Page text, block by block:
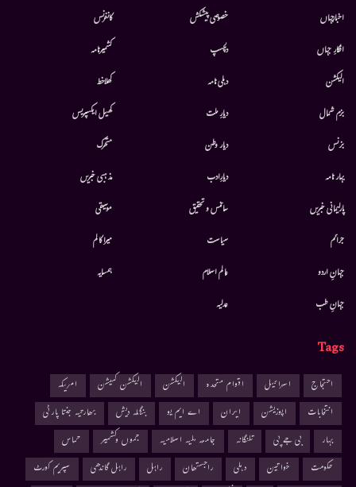
اخبارجہاں
افکارِ جہاں
الیکشن
بزم شمال
بزنس
بہار نامہ
پارلیمانی خبریں
جرائم
جہانِ اردو
جہانِ طب
خصوصی پیشکش
دلچسپ
دہلی نامہ
دیارِ ملت
دیار وطن
دیارِادب
سائنس و تحقیق
سیاست
عالم اسلام
عدلیہ
کانفرنس
کشمیرنامہ
کھلاخط
کھیل ایکسپریس
متحرك
مذہبی خبریں
موسيقى
میرا کالم
ہمسایہ
Tags
احتجاج اسرائیل اقوام متحدہ الیکشن الیکشن کمیشن
امریکہ
انتخابات
اپوزیشن ایران اے ایم یو بنگلہ دیش
بھارتیہ جنتا پارٹی
بہار
بی جے پی تلنگانہ جامعہ ملیہ اسلامیہ جموں وکشمیر
حماس
حکومت
خواتین دہلی راجستھان راہل راہل گاندھی
سپریم کورٹ